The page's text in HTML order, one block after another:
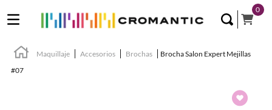
0
Maquillaje Accesorios Brochas
Brocha Salon Expert Mejillas
#07